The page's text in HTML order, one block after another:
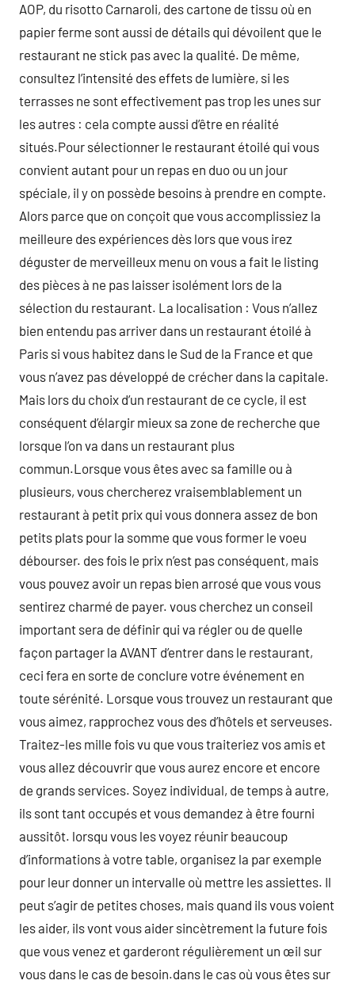
AOP, du risotto Carnaroli, des cartone de tissu où en
papier ferme sont aussi de détails qui dévoilent que le
restaurant ne stick pas avec la qualité. De même,
consultez l’intensité des effets de lumière, si les
terrasses ne sont effectivement pas trop les unes sur
les autres : cela compte aussi d’être en réalité
situés.Pour sélectionner le restaurant étoilé qui vous
convient autant pour un repas en duo ou un jour
spéciale, il y on possède besoins à prendre en compte.
Alors parce que on conçoit que vous accomplissiez la
meilleure des expériences dès lors que vous irez
déguster de merveilleux menu on vous a fait le listing
des pièces à ne pas laisser isolément lors de la
sélection du restaurant. La localisation : Vous n’allez
bien entendu pas arriver dans un restaurant étoilé à
Paris si vous habitez dans le Sud de la France et que
vous n’avez pas développé de crécher dans la capitale.
Mais lors du choix d’un restaurant de ce cycle, il est
conséquent d’élargir mieux sa zone de recherche que
lorsque l’on va dans un restaurant plus
commun.Lorsque vous êtes avec sa famille ou à
plusieurs, vous chercherez vraisemblablement un
restaurant à petit prix qui vous donnera assez de bon
petits plats pour la somme que vous former le voeu
débourser. des fois le prix n’est pas conséquent, mais
vous pouvez avoir un repas bien arrosé que vous vous
sentirez charmé de payer. vous cherchez un conseil
important sera de définir qui va régler ou de quelle
façon partager la AVANT d’entrer dans le restaurant,
ceci fera en sorte de conclure votre événement en
toute sérénité. Lorsque vous trouvez un restaurant que
vous aimez, rapprochez vous des d’hôtels et serveuses.
Traitez-les mille fois vu que vous traiteriez vos amis et
vous allez découvrir que vous aurez encore et encore
de grands services. Soyez individual, de temps à autre,
ils sont tant occupés et vous demandez à être fourni
aussitôt. lorsqu vous les voyez réunir beaucoup
d’informations à votre table, organisez la par exemple
pour leur donner un intervalle où mettre les assiettes. Il
peut s’agir de petites choses, mais quand ils vous voient
les aider, ils vont vous aider sincètrement la future fois
que vous venez et garderont régulièrement un œil sur
vous dans le cas de besoin.dans le cas où vous êtes sur